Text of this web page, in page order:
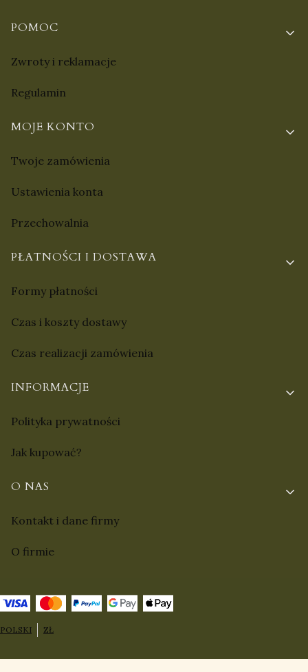
Linki w stopce
POMOC
Zwroty i reklamacje
Regulamin
MOJE KONTO
Twoje zamówienia
Ustawienia konta
Przechowalnia
PŁATNOŚCI I DOSTAWA
Formy płatności
Czas i koszty dostawy
Czas realizacji zamówienia
INFORMACJE
Polityka prywatności
Jak kupować?
O NAS
Kontakt i dane firmy
O firmie
POLSKI ZŁ